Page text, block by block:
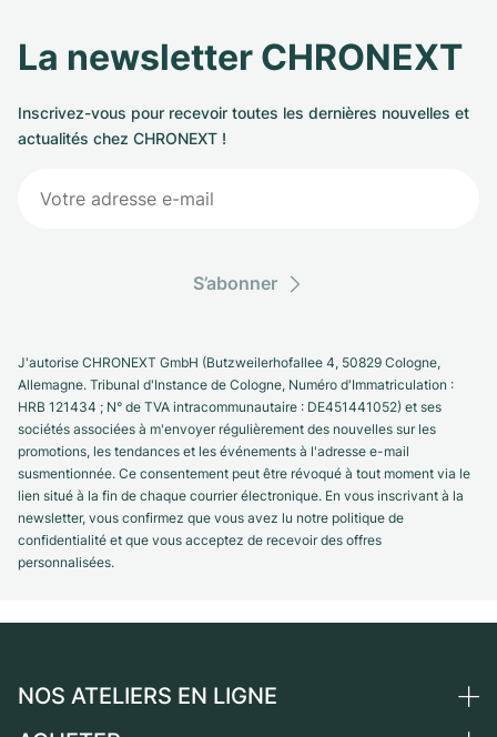
La newsletter CHRONEXT
Inscrivez-vous pour recevoir toutes les dernières nouvelles et
actualités chez CHRONEXT !
S’abonner
J'autorise CHRONEXT GmbH (Butzweilerhofallee 4, 50829 Cologne,
Allemagne. Tribunal d'Instance de Cologne, Numéro d'Immatriculation :
HRB 121434 ; N° de TVA intracommunautaire : DE451441052) et ses
sociétés associées à m'envoyer régulièrement des nouvelles sur les
promotions, les tendances et les événements à l'adresse e-mail
susmentionnée. Ce consentement peut être révoqué à tout moment via le
lien situé à la fin de chaque courrier électronique. En vous inscrivant à la
newsletter, vous confirmez que vous avez lu notre politique de
confidentialité et que vous acceptez de recevoir des offres
personnalisées.
NOS ATELIERS EN LIGNE